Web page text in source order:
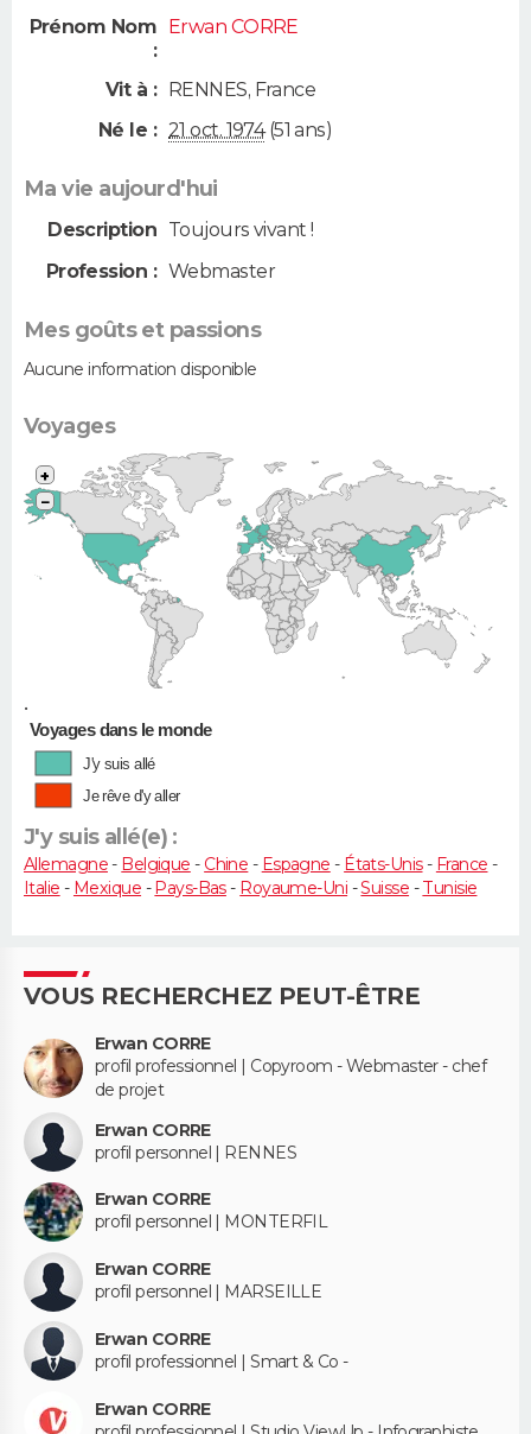
Prénom Nom
:
Erwan CORRE
Vit à : RENNES, France
Né le : 21 oct. 1974(51 ans)
Ma vie aujourd'hui
Description Toujours vivant !
Profession : Webmaster
Mes goûts et passions
Aucune information disponible
Voyages
•
+
−
Voyages dans le monde
J'y suis allé
Je rêve d'y aller
J'y suis allé(e) :
Allemagne- Belgique - Chine - Espagne - États-Unis- France -
Italie - Mexique -Pays-Bas- Royaume-Uni -Suisse -Tunisie
VOUS RECHERCHEZ PEUT-ÊTRE
Erwan CORRE
profil professionnel | Copyroom - Webmaster - chef
de projet
Erwan CORRE
profil personnel | RENNES
Erwan CORRE
profil personnel | MONTERFIL
Erwan CORRE
profil personnel | MARSEILLE
Erwan CORRE
profil professionnel | Smart & Co -
Erwan CORRE